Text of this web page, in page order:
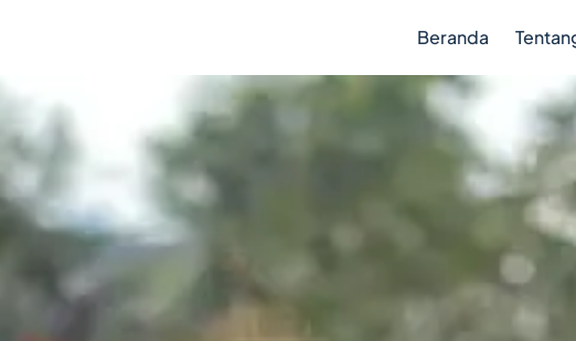
Beranda